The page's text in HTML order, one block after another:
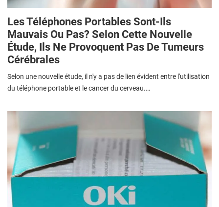
Les Téléphones Portables Sont-Ils
Mauvais Ou Pas? Selon Cette Nouvelle
Étude, Ils Ne Provoquent Pas De Tumeurs
Cérébrales
Selon une nouvelle étude, il n'y a pas de lien évident entre l'utilisation
du téléphone portable et le cancer du cerveau.…